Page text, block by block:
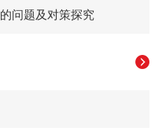
问题及对策探究